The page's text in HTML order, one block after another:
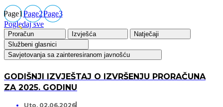
Page1Page2Page3
Pogledaj sve
Proračun Izvješća
Natječaji
Službeni glasnici
Savjetovanja sa zainteresiranom javnošću
GODIŠNJI IZVJEŠTAJ O IZVRŠENJU PRORAČUNA
ZA 2025. GODINU
Uto, 02.06.2026